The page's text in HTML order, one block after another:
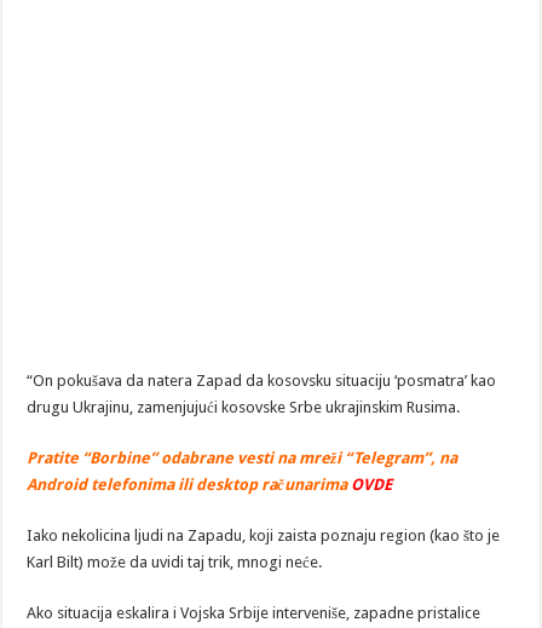
“On pokušava da natera Zapad da kosovsku situaciju ‘posmatra’ kao
drugu Ukrajinu, zamenjujući kosovske Srbe ukrajinskim Rusima.
Pratite “Borbine” odabrane vesti na mreži “Telegram”, na
Android telefonima ili desktop računarima OVDE
Iako nekolicina ljudi na Zapadu, koji zaista poznaju region (kao što je
Karl Bilt) može da uvidi taj trik, mnogi neće.
Ako situacija eskalira i Vojska Srbije interveniše, zapadne pristalice